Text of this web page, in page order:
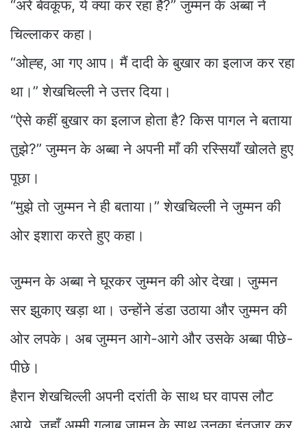
“अरे बेवकूफ, ये क्या कर रहा है?” जुम्मन के अब्बा ने
चिल्लाकर कहा।
“ओह्ह, आ गए आप। मैं दादी के बुखार का इलाज कर रहा
था।” शेखचिल्ली ने उत्तर दिया।
“ऐसे कहीं बुखार का इलाज होता है? किस पागल ने बताया
तुझे?” जुम्मन के अब्बा ने अपनी माँ की रस्सियाँ खोलते हुए
पूछा।
“मुझे तो जुम्मन ने ही बताया।” शेखचिल्ली ने जुम्मन की
ओर इशारा करते हुए कहा।
जुम्मन के अब्बा ने घूरकर जुम्मन की ओर देखा। जुम्मन
सर झुकाए खड़ा था। उन्होंने डंडा उठाया और जुम्मन की
ओर लपके। अब जुम्मन आगे-आगे और उसके अब्बा पीछे-
पीछे।
हैरान शेखचिल्ली अपनी दरांती के साथ घर वापस लौट
आये, जहाँ अम्मी गुलाब जामुन के साथ उनका इंतज़ार कर